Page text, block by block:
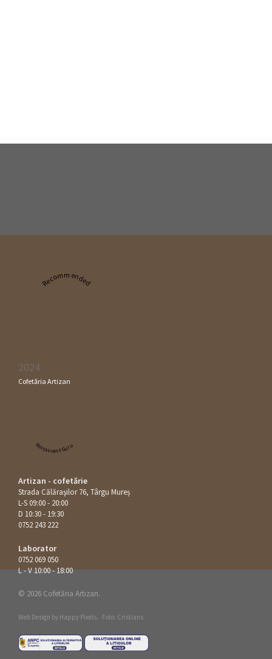
Recommended
2024
Cofetăria Artizan
Restaurant Guru
Artizan - cofetărie
Strada Călăraşilor 76, Târgu Mureș
L-S 09:00 - 20:00
D 10:30 - 19:30
0752 243 222
Laborator
0752 069 050
L - V 10:00 - 18:00
© 2026 Cofetăria Artizan.
Web Design by Happy Pixels. Foto: Cristians